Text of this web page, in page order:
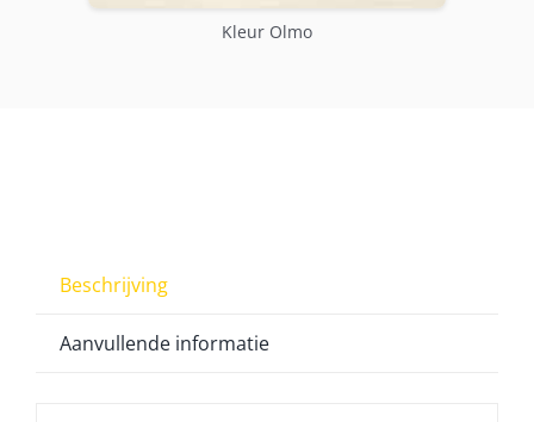
Kleur Olmo
Beschrijving
Aanvullende informatie